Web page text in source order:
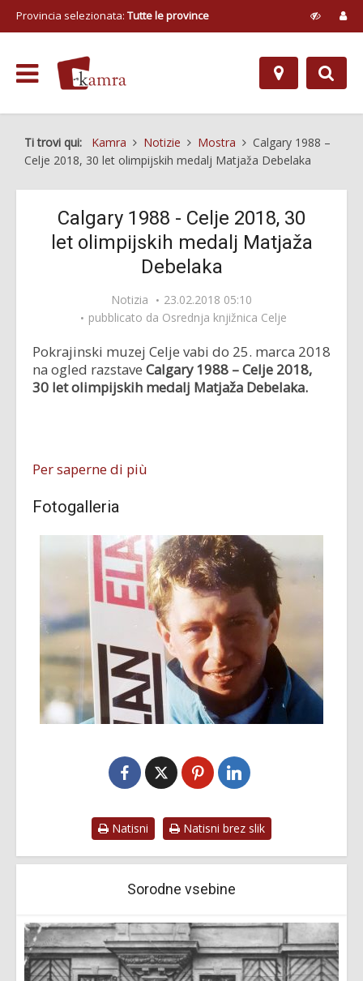
Provincia selezionata: Tutte le province
Ti trovi qui: Kamra Notizie Mostra
Calgary 1988 –
Celje 2018, 30 let olimpijskih medalj Matjaža Debelaka
Calgary 1988 - Celje 2018, 30
let olimpijskih medalj Matjaža
Debelaka
Notizia
23.02.2018 05:10
pubblicato da Osrednja knjižnica Celje
Pokrajinski muzej Celje vabi do 25. marca 2018
na ogled razstave Calgary 1988 – Celje 2018,
30 let olimpijskih medalj Matjaža Debelaka.
Per saperne di più
Fotogalleria
Natisni Natisni brez slik
Sorodne vsebine